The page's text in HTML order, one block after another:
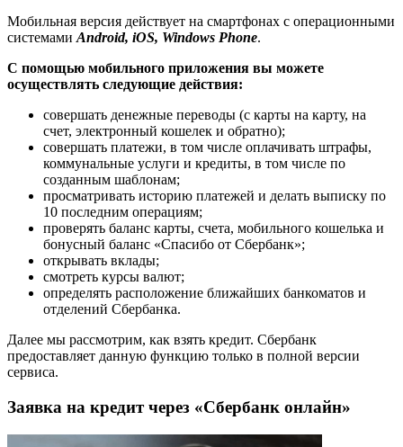
Мобильная версия действует на смартфонах с операционными
системами Android, iOS, Windows Phone.
С помощью мобильного приложения вы можете
осуществлять следующие действия:
совершать денежные переводы (с карты на карту, на
счет, электронный кошелек и обратно);
совершать платежи, в том числе оплачивать штрафы,
коммунальные услуги и кредиты, в том числе по
созданным шаблонам;
просматривать историю платежей и делать выписку по
10 последним операциям;
проверять баланс карты, счета, мобильного кошелька и
бонусный баланс «Спасибо от Сбербанк»;
открывать вклады;
смотреть курсы валют;
определять расположение ближайших банкоматов и
отделений Сбербанка.
Далее мы рассмотрим, как взять кредит. Сбербанк
предоставляет данную функцию только в полной версии
сервиса.
Заявка на кредит через «Сбербанк онлайн»